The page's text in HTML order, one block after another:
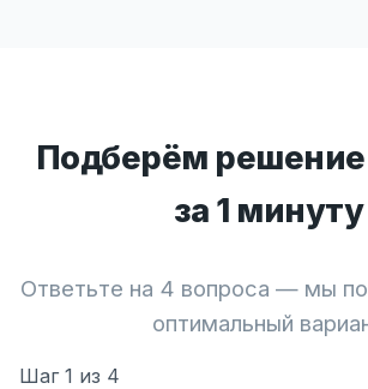
Подберём
за 1 минуту
Ответьте на 4 вопроса — мы
оптимальный
Шаг 1 из 4